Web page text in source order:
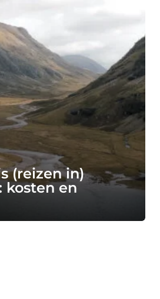
(reizen in)
kosten en